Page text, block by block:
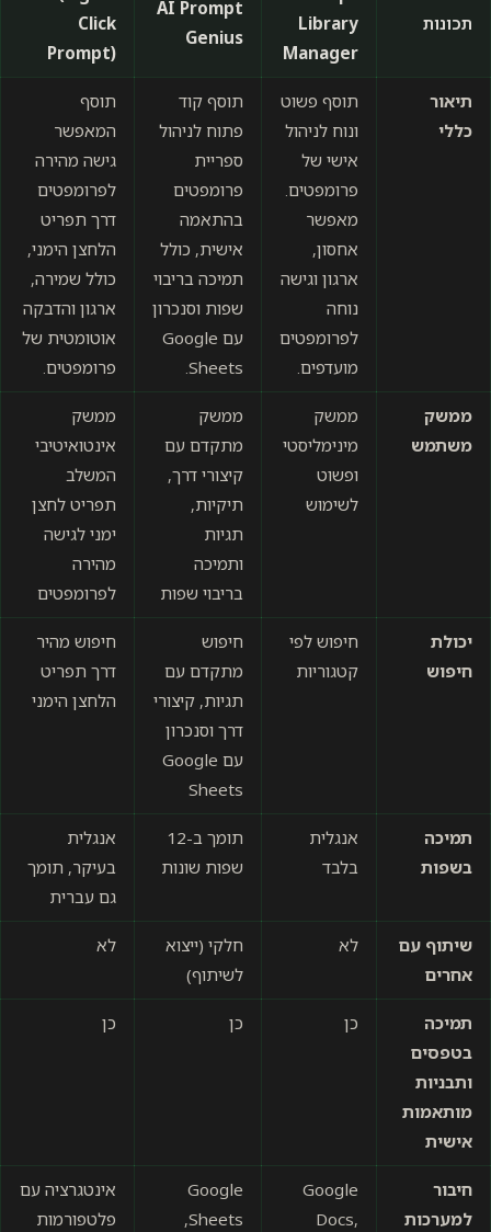
תכונות
Library
Manager
AI Prompt
Genius
Click
Prompt)
תיאור
כללי
תוסף פשוט
ונוח לניהול
אישי של
פרומפטים.
מאפשר
אחסון,
ארגון וגישה
נוחה
לפרומפטים
מועדפים.
תוסף קוד
פתוח לניהול
ספריית
פרומפטים
בהתאמה
אישית, כולל
תמיכה בריבוי
שפות וסנכרון
עם Google
Sheets.
תוסף
המאפשר
גישה מהירה
לפרומפטים
דרך תפריט
הלחצן הימני,
כולל שמירה,
ארגון והדבקה
אוטומטית של
פרומפטים.
ממשק
משתמש
ממשק
מינימליסטי
ופשוט
לשימוש
ממשק
מתקדם עם
קיצורי דרך,
תיקיות,
תגיות
ותמיכה
בריבוי שפות
ממשק
אינטואיטיבי
המשלב
תפריט לחצן
ימני לגישה
מהירה
לפרומפטים
יכולת
חיפוש
חיפוש לפי
קטגוריות
חיפוש
מתקדם עם
תגיות, קיצורי
דרך וסנכרון
עם Google
Sheets
חיפוש מהיר
דרך תפריט
הלחצן הימני
תמיכה
בשפות
אנגלית
בלבד
תומך ב-12
שפות שונות
אנגלית
בעיקר, תומך
גם עברית
שיתוף עם
אחרים
לא
חלקי (ייצוא
לשיתוף)
לא
תמיכה
בטפסים
ותבניות
מותאמות
אישית
כן כן כן
חיבור
למערכות
Google
Docs,
Google
Sheets,
אינטגרציה עם
פלטפורמות